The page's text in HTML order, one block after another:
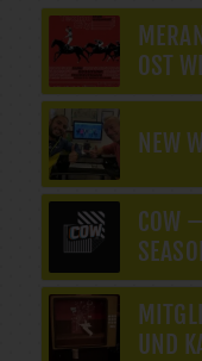
OST
NEW
COW
UND